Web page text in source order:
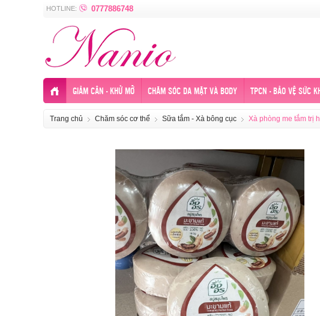
HOTLINE: 0777886748
GIẢM CÂN - KHỬ MỠ CHĂM SÓC DA MẶT VÀ BODY TPCN - BẢO VỆ SỨC
Trang chủ Chăm sóc cơ thể Sữa tắm - Xà bông cục Xà phòng me tắm trị